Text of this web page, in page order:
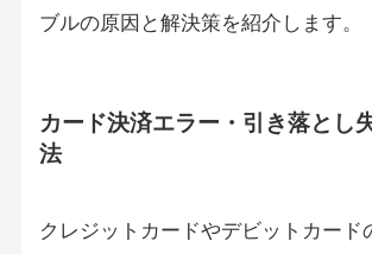
ブルの原因と解決策を紹介します。
カード決済エラー・引き落とし
法
クレジットカードやデビットカード